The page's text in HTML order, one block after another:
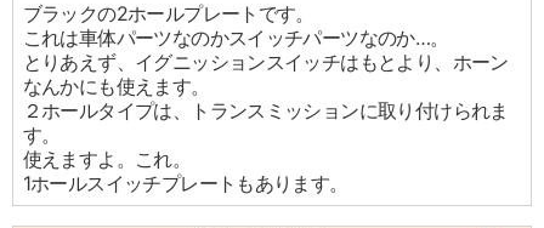
ブラックの2ホールプレートです。
これは車体パーツなのかスイッチパーツなのか…。
とりあえず、イグニッションスイッチはもとより、ホーン
なんかにも使えます。
２ホールタイプは、トランスミッションに取り付けられま
す。
使えますよ。これ。
1ホールスイッチプレートもあります。